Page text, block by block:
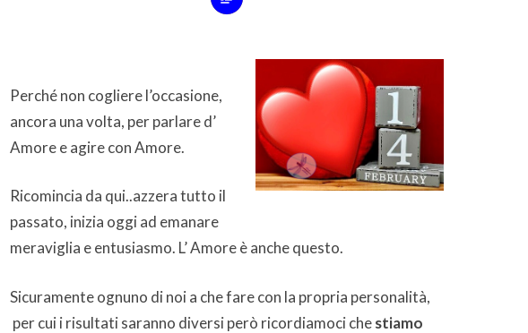
Perché non cogliere l’occasione,
ancora una volta, per parlare d’
Amore e agire con Amore.
Ricomincia da qui..azzera tutto il
passato, inizia oggi ad emanare
meraviglia e entusiasmo. L’ Amore è anche questo.
Sicuramente ognuno di noi a che fare con la propria personalità,
per cui i risultati saranno diversi però ricordiamoci chestiamo